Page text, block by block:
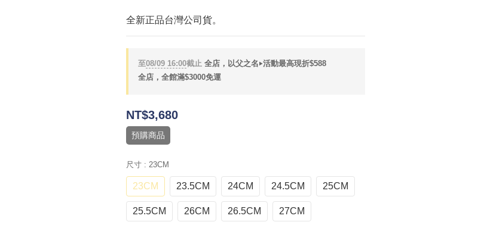
全新正品台灣公司貨。
至08/09 16:00截止全店，以父之名‣活動最高現折$588
全店，全館滿$3000免運
NT$3,680
預購商品
尺寸 : 23CM
23CM 23.5CM 24CM 24.5CM 25CM
25.5CM 26CM 26.5CM 27CM